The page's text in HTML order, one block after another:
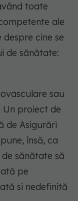
toate
ale
cine se
de sănătate:
sau
proiect de
de Asigurări
însă, ca
sănătate să
pe
si nedefinită